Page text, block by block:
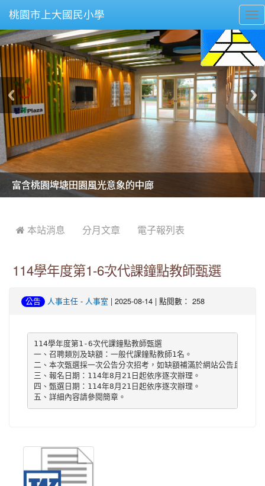
桃園市上大國民小學
美麗的操場是我們活力的來源
美麗的操場是我們活力的來源
煥然一新的小司令台
煥然一新的小司令台
富含桃園埤塘田園風光意象的中廊
富含桃園埤塘田園風光意象的中廊
嶄新的中庭廣場
嶄新的中庭廣場
水生池生生不息
水生池生生不息
 本站消息 分月文章 電子報列表
114學年度第1-6次代課鐘點教師甄選
公告 人事主任 - 人事室 | 2025-08-14 | 點閱數： 258
114學年度第1-6次代課鐘點教師甄選
一、召聘類別及缺額：一般代課鐘點教師1名。
二、本次甄選採一次公告分次招考，如缺額補滿於網站公告且不再
三、報名日期：114年8月21日起依序逐次辦理。
四、甄選日期：114年8月21日起依序逐次辦理。
五、詳細內容請參閱簡章。